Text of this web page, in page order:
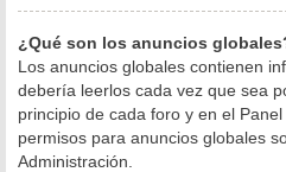
¿Qué son los anuncios
Los anuncios globales contienen
debería leerlos cada vez que sea
principio de cada foro y en el
permisos para anuncios globales
Administración.